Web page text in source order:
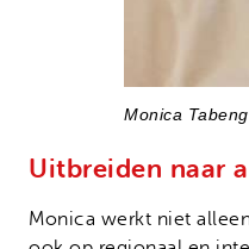
Monica
Uitbreiden naar
Monica werkt niet